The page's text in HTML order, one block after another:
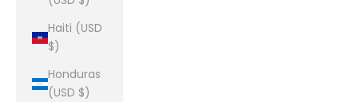
Haiti (USD
$)
Honduras
(USD $)